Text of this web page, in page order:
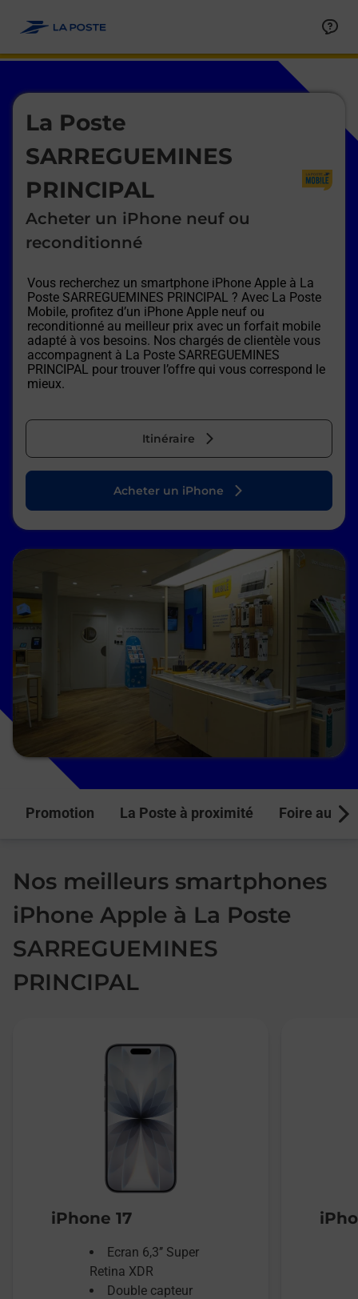
La Poste
SARREGUEMINES
PRINCIPAL
Acheter un iPhone neuf ou
reconditionné
Vous recherchez un smartphone iPhone Apple à La
Poste SARREGUEMINES PRINCIPAL ? Avec La Poste
Mobile, profitez d’un iPhone Apple neuf ou
reconditionné au meilleur prix avec un forfait mobile
adapté à vos besoins. Nos chargés de clientèle vous
accompagnent à La Poste SARREGUEMINES
PRINCIPAL pour trouver l’offre qui vous correspond le
mieux.
Itinéraire
Le lien s'ouvre dans un nouvel onglet
Acheter un iPhone
Promotion La Poste à proximité Foire aux
Nos meilleurs smartphones
iPhone Apple à La Poste
SARREGUEMINES
PRINCIPAL
iPhone 17
Ecran 6,3’’ Super
Retina XDR
Double capteur